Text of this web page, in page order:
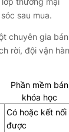
sau mua.
chuyên gia bán
rời, đội vận
Phần mềm bán
khóa học
Có hoặc kết nối
được